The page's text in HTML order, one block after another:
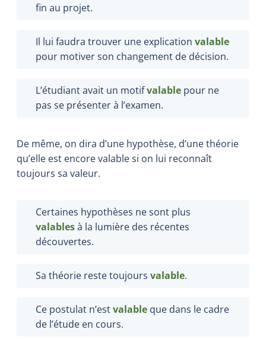
fin au projet.
Il lui faudra trouver une explication valable
pour motiver son changement de décision.
L’étudiant avait un motifvalable pour ne
pas se présenter à l’examen.
De même, on dira d’une hypothèse, d’une théorie
qu’elle est encore valable si on lui reconnaît
toujours sa valeur.
Certaines hypothèses ne sont plus
valablesà la lumière des récentes
découvertes.
Sa théorie reste toujours valable.
Ce postulat n’estvalable que dans le cadre
de l’étude en cours.